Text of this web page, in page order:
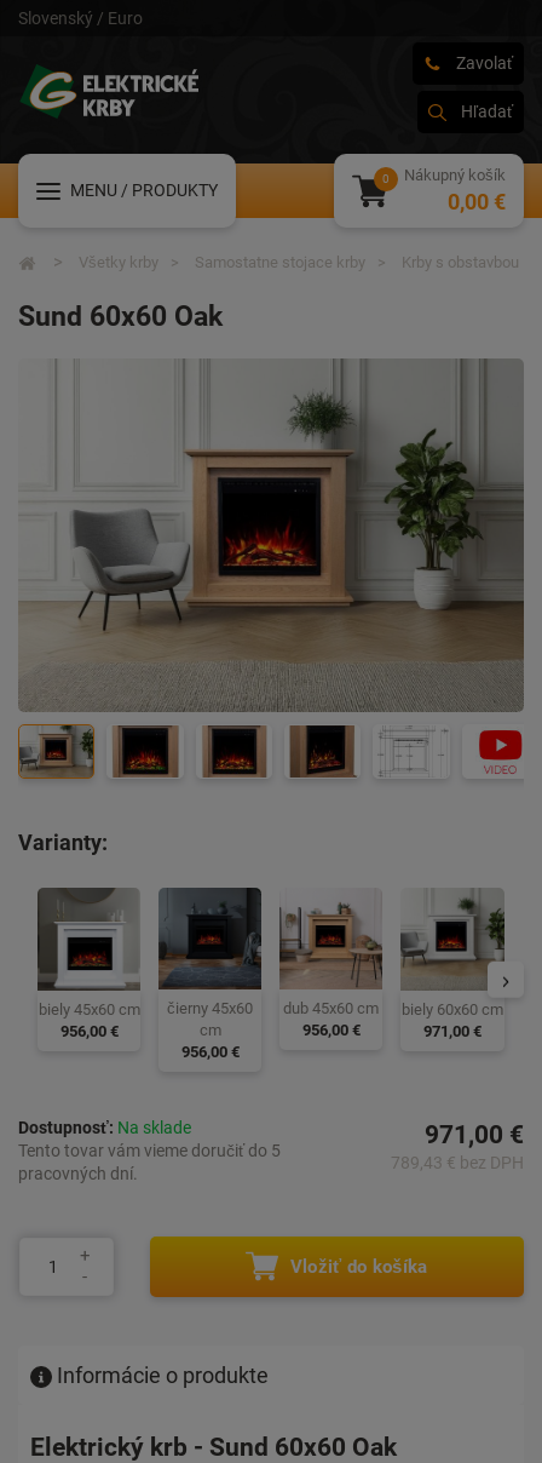
Slovenský / Euro
Zavolať
Hľadať
MENU / PRODUKTY
Nákupný košík
0,00 €
Sund 60x60 Oak
Varianty:
biely 45x60 cm
956,00 €
čierny 45x60
cm
956,00 €
dub 45x60 cm
956,00 €
biely 60x60 cm
971,00 €
Dostupnosť: Na sklade
Tento tovar vám vieme doručiť do 5
pracovných dní.
971,00 €
789,43 € bez DPH
Vložiť do košíka
Informácie o produkte
Elektrický krb - Sund 60x60 Oak
Všetky krby Samostatne stojace krby Krby s obstavbou